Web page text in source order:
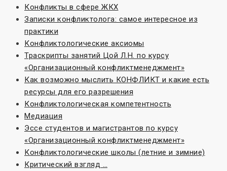
Конфликты в сфере ЖКХ
Записки конфликтолога: самое интересное из
практики
Конфликтологические аксиомы
Траскрипты занятий Цой Л.Н. по курсу
«Организационный конфликтменеджмент»
Как возможно мыслить КОНФЛИКТ и какие есть
ресурсы для его разрешения
Конфликтологическая компетентность
Медиация
Эссе студентов и магистрантов по курсу
«Организационный конфликтменеджмент»
Конфликтологические школы (летние и зимние)
Критический взгляд …